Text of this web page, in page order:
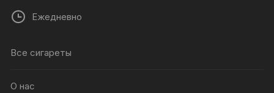
Ежедневно
Все сигареты
О нас